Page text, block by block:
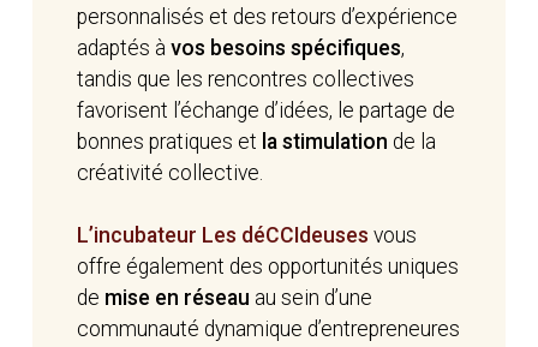
personnalisés et des retours d’expérience
adaptés àvos besoins spécifiques,
tandis que les rencontres collectives
favorisent l’échange d’idées, le partage de
bonnes pratiques et la stimulation de la
créativité collective.
L’incubateur Les déCCIdeuses vous
offre également des opportunités uniques
de mise en réseau au sein d’une
communauté dynamique d’entrepreneures